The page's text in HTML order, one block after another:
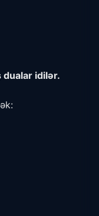
dualar idilər.